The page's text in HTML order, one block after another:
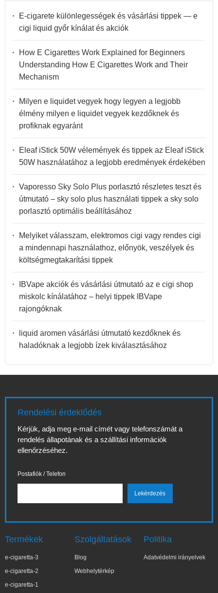
E-cigarete különlegességek és vásárlási tippek — e
cigi liquid győr kínálat és akciók
How E Cigarettes Work Explained for Beginners
Understanding How E Cigarettes Work and Their
Mechanism
Milyen e liquidet vegyek hogy legyen a legjobb
élmény milyen e liquidet vegyek kezdőknek és
profiknak egyaránt
Eleaf iStick 50W vélemények és tippek az Eleaf iStick
50W használatához a legjobb eredmények érdekében
Vaporesso Sky Solo Plus porlasztó részletes teszt és
útmutató – sky solo plus használati tippek a sky solo
porlasztó optimális beállításához
Melyiket válasszam, elektromos cigi vagy rendes cigi
a mindennapi használathoz, előnyök, veszélyek és
költségmegtakarítási tippek
IBVape akciók és vásárlási útmutató az e cigi shop
miskolc kínálatához – helyi tippek IBVape
rajongóknak
liquid aromen vásárlási útmutató kezdőknek és
haladóknak a legjobb ízek kiválasztásához
Rendelési érdeklődés
Kérjük, adja meg e-mail címét vagy telefonszámát a
rendelés állapotának és a szállítási információk
ellenőrzéséhez.
Postafiók / Telefon
Termékek
e-cigaretta-3
e-cigaretta-2
e-cigaretta-1
Szolgáltatások
Blog
Webhelytérkép
Politika
Adatvédelmi irányelvek